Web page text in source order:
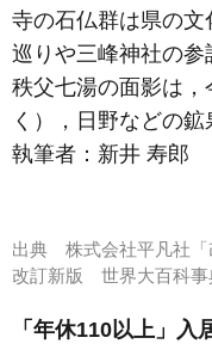
寺の石仏群は県の
巡りや三峰神社の
秩父七湯の面影は
く），日野などの鉱
執筆者： 新井 寿郎
出典 株式会社平凡社
改訂新版 世界大百科
「年休110以上」